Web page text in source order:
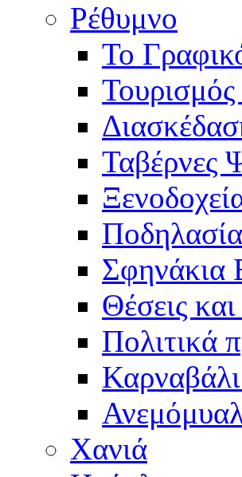
Ρέθυμνο
Το
Ταβέρνες
Σφηνάκια
Θέσεις
Πολιτικά
Χανιά